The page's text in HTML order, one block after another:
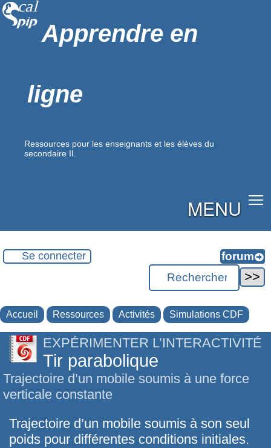
Apprendre en
ligne
Ressources pour les enseignants et les élèves du
secondaire II.
MENU
Se connecter
Accueil Ressources Activités Simulations CDF
EXPÉRIMENTER L’INTERACTIVITÉ
Tir parabolique
Trajectoire d’un mobile soumis à une force
verticale constante
Trajectoire d’un mobile soumis à son seul
poids pour différentes conditions initiales.